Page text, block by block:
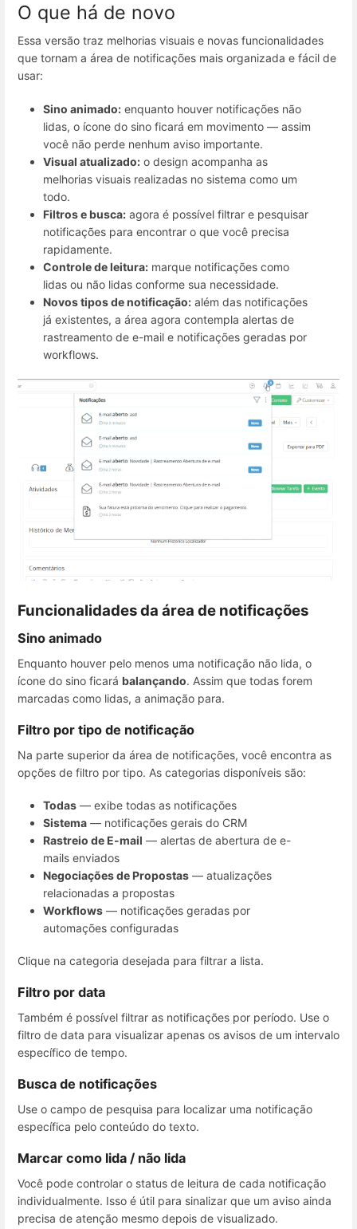
O que há de novo
Essa versão traz melhorias visuais e novas funcionalidades
que tornam a área de notificações mais organizada e fácil de
usar:
Sino animado: enquanto houver notificações não
lidas, o ícone do sino ficará em movimento — assim
você não perde nenhum aviso importante.
Visual atualizado: o design acompanha as
melhorias visuais realizadas no sistema como um
todo.
Filtros e busca: agora é possível filtrar e pesquisar
notificações para encontrar o que você precisa
rapidamente.
Controle de leitura: marque notificações como
lidas ou não lidas conforme sua necessidade.
Novos tipos de notificação: além das notificações
já existentes, a área agora contempla alertas de
rastreamento de e-mail e notificações geradas por
workflows.
Funcionalidades da área de notificações
Sino animado
Enquanto houver pelo menos uma notificação não lida, o
ícone do sino ficará balançando. Assim que todas forem
marcadas como lidas, a animação para.
Filtro por tipo de notificação
Na parte superior da área de notificações, você encontra as
opções de filtro por tipo. As categorias disponíveis são:
Todas — exibe todas as notificações
Sistema — notificações gerais do CRM
Rastreio de E-mail — alertas de abertura de e-
mails enviados
Negociações de Propostas — atualizações
relacionadas a propostas
Workflows — notificações geradas por
automações configuradas
Clique na categoria desejada para filtrar a lista.
Filtro por data
Também é possível filtrar as notificações por período. Use o
filtro de data para visualizar apenas os avisos de um intervalo
específico de tempo.
Busca de notificações
Use o campo de pesquisa para localizar uma notificação
específica pelo conteúdo do texto.
Marcar como lida / não lida
Você pode controlar o status de leitura de cada notificação
individualmente. Isso é útil para sinalizar que um aviso ainda
precisa de atenção mesmo depois de visualizado.